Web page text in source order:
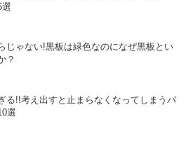
じゃない!黒板は緑色なのになぜ黒板とい
？
る!!考え出すと止まらなくなってしまうパ
選